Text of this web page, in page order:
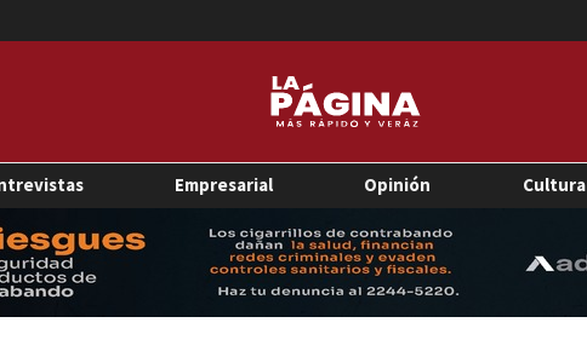
Empresarial Opinión Cultura